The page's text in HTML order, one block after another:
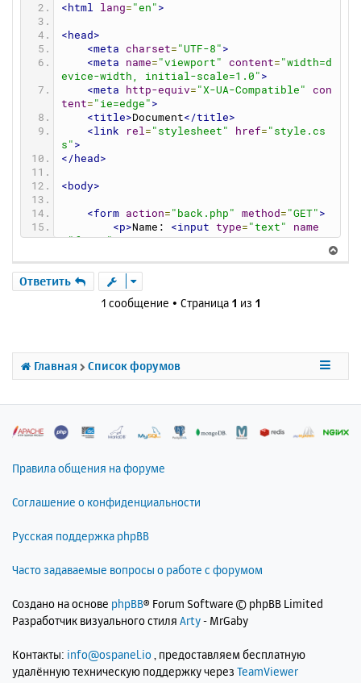
<html
lang= "en" >
<head>
<meta
charset= "UTF-8" >
<meta
name= "viewport" content= "width=d
evice-width, initial-scale=1.0" >
<meta
http-equiv= "X-UA-Compatible"
con
tent= "ie=edge" >
<title>Document</title>
<link
rel= "stylesheet" href= "style.cs
s" >
</head>
<body>
<form action= "back.php" method = "GET" >
<p>Name: <input type= "text"
name
="fname"></p>
n
<input
</form>
</html>
е
с
н
ч
Ответить
1 сообщение • Страница 1 из 1
Главная Список форумов
Правила общения на форуме
Соглашение о конфиденциальности
Русская поддержка phpBB
Часто задаваемые вопросы о работе с форумом
Создано на основе phpBB® Forum Software © phpBB Limited
Разработчик визуального стиля Arty- MrGaby
Контакты: info@ospanel.io , предоставляем бесплатную
удалённую техническую поддержку через TeamViewer